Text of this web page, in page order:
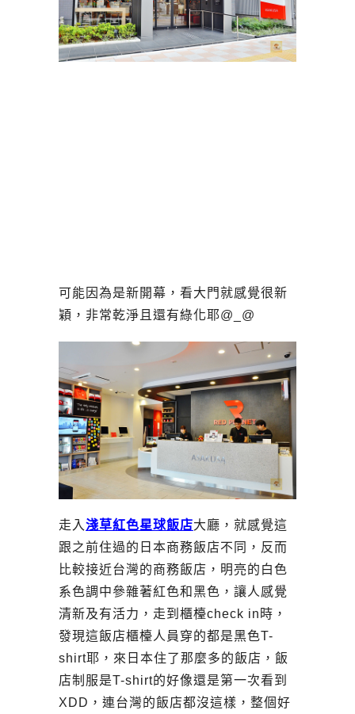
可能因為是新開幕，看大門就感覺很新
穎，非常乾淨且還有綠化耶@_@
走入 淺草紅色星球飯店大廳，就感覺這
跟之前住過的日本商務飯店不同，反而
比較接近台灣的商務飯店，明亮的白色
系色調中參雜著紅色和黑色，讓人感覺
清新及有活力，走到櫃檯check in時，
發現這飯店櫃檯人員穿的都是黑色T-
shirt耶，來日本住了那麼多的飯店，飯
店制服是T-shirt的好像還是第一次看到
XDD，連台灣的飯店都沒這樣，整個好